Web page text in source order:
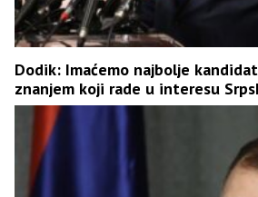
Dodik: Imaćemo najbolje
znanjem koji rade u interesu